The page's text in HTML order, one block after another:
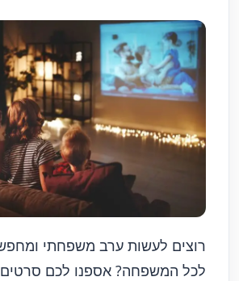
רוצים לעשות ערב משפחתי
לכל המשפחה? אספנו לכם